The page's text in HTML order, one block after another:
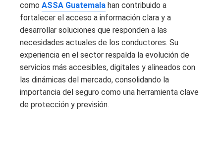
como ASSA Guatemala han contribuido a
fortalecer el acceso a información clara y a
desarrollar soluciones que responden a las
necesidades actuales de los conductores. Su
experiencia en el sector respalda la evolución de
servicios más accesibles, digitales y alineados con
las dinámicas del mercado, consolidando la
importancia del seguro como una herramienta clave
de protección y previsión.